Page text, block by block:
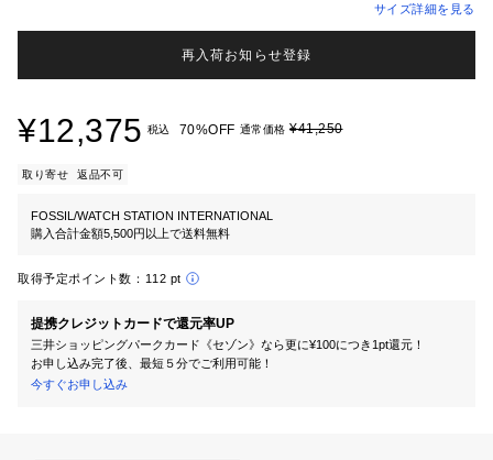
サイズ詳細を見る
再入荷お知らせ登録
¥12,375 税込 70%OFF 通常価格 ¥41,250
取り寄せ 返品不可
FOSSIL/WATCH STATION INTERNATIONAL
購入合計金額5,500円以上で送料無料
取得予定ポイント数： 112 pt
提携クレジットカードで還元率UP
三井ショッピングパークカード《セゾン》なら更に¥100につき1pt還元！
お申し込み完了後、最短５分でご利用可能！
今すぐお申し込み